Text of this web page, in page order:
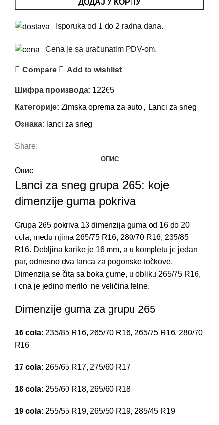
ДОДАЈ У КОРПУ
Isporuka od 1 do 2 radna dana.
Cena je sa uračunatim PDV-om.
Compare Add to wishlist
Шифра производа: 12265
Категорије: Zimska oprema za auto, Lanci za sneg
Ознака: lanci za sneg
Share:
ОПИС
Опис
Lanci za sneg grupa 265: koje
dimenzije guma pokriva
Grupa 265 pokriva 13 dimenzija guma od 16 do 20
cola, među njima 265/75 R16, 280/70 R16, 235/85
R16. Debljina karike je 16 mm, a u kompletu je jedan
par, odnosno dva lanca za pogonske točkove.
Dimenzija se čita sa boka gume, u obliku 265/75 R16,
i ona je jedino merilo, ne veličina felne.
Dimenzije guma za grupu 265
16 cola: 235/85 R16, 265/70 R16, 265/75 R16, 280/70
R16
17 cola: 265/65 R17, 275/60 R17
18 cola: 255/60 R18, 265/60 R18
19 cola: 255/55 R19, 265/50 R19, 285/45 R19